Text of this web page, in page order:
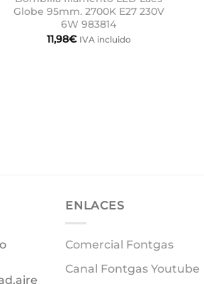
Globe 95mm. 2700K E27 230V
6W 983814
11,98€ IVA incluido
ENLACES
Comercial Fontgas
Canal Fontgas Youtube